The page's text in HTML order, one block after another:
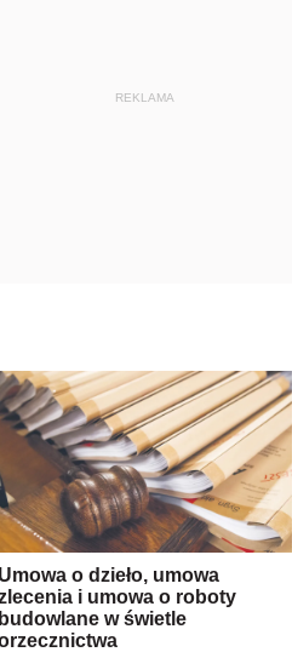
REKLAMA
Umowa o dzieło, umowa
i umowa o roboty
budowlane w świetle